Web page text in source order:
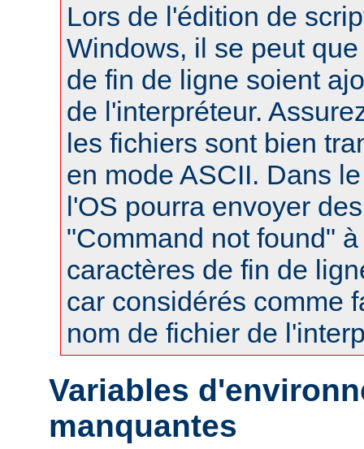
Lors de l'édition de
Windows, il se peut
de fin de ligne soient
de l'interpréteur.
les fichiers sont bien
en mode ASCII. Dans
l'OS pourra envoyer
"Command not found"
caractères de fin de
car considérés comme
nom de fichier de
Variables
manquantes